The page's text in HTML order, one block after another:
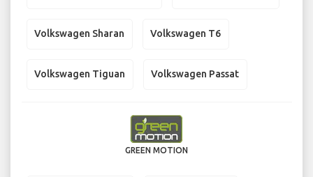
Volkswagen Sharan Volkswagen T6
Volkswagen Tiguan Volkswagen Passat
GREEN MOTION